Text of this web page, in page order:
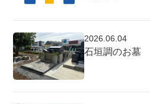
2026.06.04
石垣調のお墓